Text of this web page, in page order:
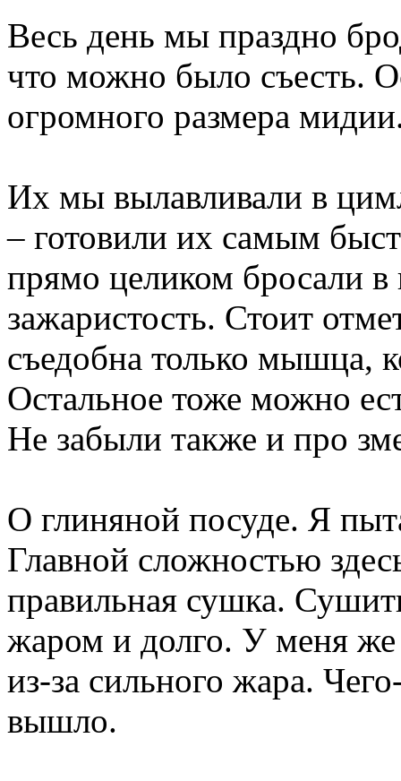
Весь день мы праздно
что можно было съесть.
огромного размера
Их мы вылавливали в
– готовили их самым
прямо целиком бросали в
зажаристость. Стоит
съедобна только мышца,
Остальное тоже можно
Не забыли также и про
О глиняной посуде. Я
Главной сложностью
правильная сушка.
жаром и долго. У меня же
из-за сильного жара.
вышло.